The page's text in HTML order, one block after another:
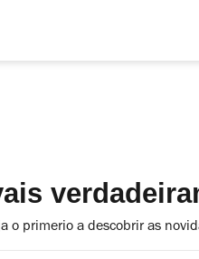
o primerio a descobrir as